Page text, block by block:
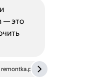
remontka.pro
— это